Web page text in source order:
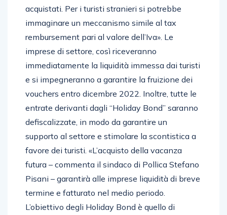
acquistati. Per i turisti stranieri si potrebbe
immaginare un meccanismo simile al tax
rembursement pari al valore dell’Iva». Le
imprese di settore, così riceveranno
immediatamente la liquidità immessa dai turisti
e si impegneranno a garantire la fruizione dei
vouchers entro dicembre 2022. Inoltre, tutte le
entrate derivanti dagli “Holiday Bond” saranno
defiscalizzate, in modo da garantire un
supporto al settore e stimolare la scontistica a
favore dei turisti. «L’acquisto della vacanza
futura – commenta il sindaco di Pollica Stefano
Pisani – garantirà alle imprese liquidità di breve
termine e fatturato nel medio periodo.
L’obiettivo degli Holiday Bond è quello di